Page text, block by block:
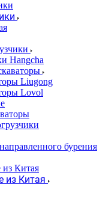
Hangcha
Liugong
Lovol
бурения
из Китая